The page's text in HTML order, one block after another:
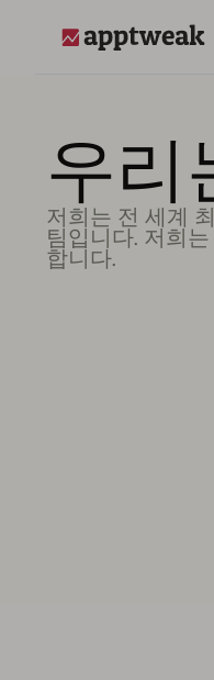
우리
저희는 전 세계
팀입니다. 저희
합니다.